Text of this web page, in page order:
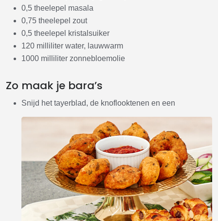
0,5 theelepel masala
0,75 theelepel zout
0,5 theelepel kristalsuiker
120 milliliter water, lauwwarm
1000 milliliter zonnebloemolie
Zo maak je bara’s
Snijd het tayerblad, de knoflooktenen en een